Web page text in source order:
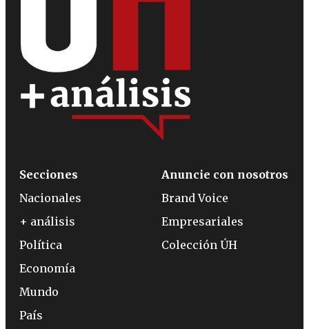
Secciones
Nacionales
+ análisis
Política
Economía
Mundo
País
Anuncie con nosotros
Brand Voice
Empresariales
Colección ÚH